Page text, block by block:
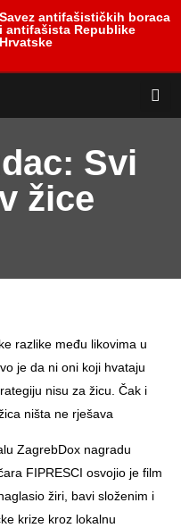
Savez antifašističkih boraca
i antifašista Republike
Hrvatske
Svi
žice
razlike među likovima u
je da ni oni koji hvataju
nisu za žicu. Čak i
ništa ne rješava
ZagrebDox nagradu
FIPRESCI osvojio je film
žiri, bavi složenim i
krize kroz lokalnu